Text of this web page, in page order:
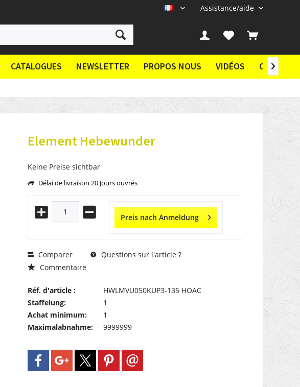
Assistance/aide
CATALOGUES NEWSLETTER PROPOS NOUS VIDÉOS CONTACT

Element Hebewunder
Keine Preise sichtbar
Délai de livraison 20 Jours ouvrés
Preis nach Anmeldung
Comparer
Questions sur l'article ?
Commentaire
Réf. d'article :
HWLMVU050KUP3-135 HOAC
Staffelung:
1
Achat minimum:
1
Maximalabnahme:
9999999